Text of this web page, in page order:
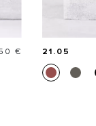
€ 21.05